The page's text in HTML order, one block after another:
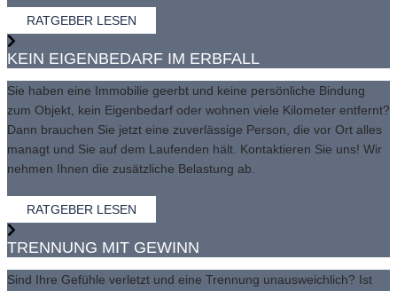
RATGEBER LESEN
KEIN EIGENBEDARF IM ERBFALL
Sie haben eine Immobilie geerbt und keine persönliche Bindung
zum Objekt, kein Eigenbedarf oder wohnen viele Kilometer entfernt?
Dann brauchen Sie jetzt eine zuverlässige Person, die vor Ort alles
managt und Sie auf dem Laufenden hält. Kontaktieren Sie uns! Wir
nehmen Ihnen die zusätzliche Belastung ab.
RATGEBER LESEN
TRENNUNG MIT GEWINN
Sind Ihre Gefühle verletzt und eine Trennung unausweichlich? Ist